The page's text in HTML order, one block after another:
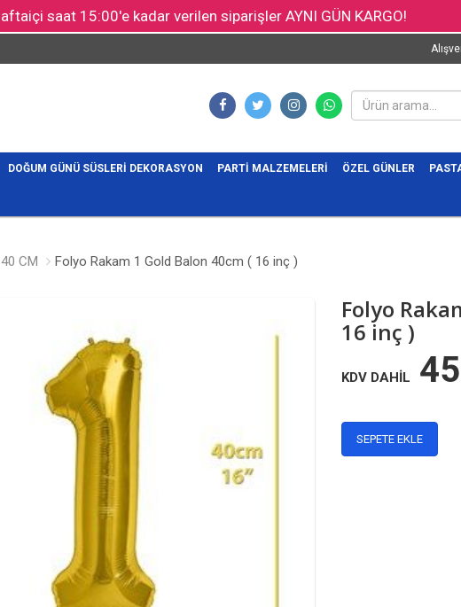
saat 15:00'e kadar verilen siparişler AYNI GÜN KARGO!
DOĞUM GÜNÜ SÜSLERI DEKORASYON PARTI MALZEMELERI ÖZEL GÜNLER
40 CM Folyo Rakam 1 Gold Balon 40cm ( 16 inç )
Folyo
16 inç )
KDV DAHİL
SEPETE EKLE